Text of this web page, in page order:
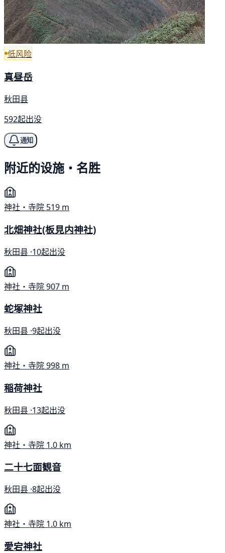
低风险
真昼岳
秋田县
592起出没
通知
附近的设施・名胜
神社・寺院 519 m
北畑神社(板見内神社)
秋田县 ·10起出没
神社・寺院907 m
蛇塚神社
秋田县 ·9起出没
神社・寺院998 m
稲荷神社
秋田县 ·13起出没
神社・寺院 1.0 km
二十七面観音
秋田县 ·8起出没
神社・寺院 1.0 km
愛宕神社